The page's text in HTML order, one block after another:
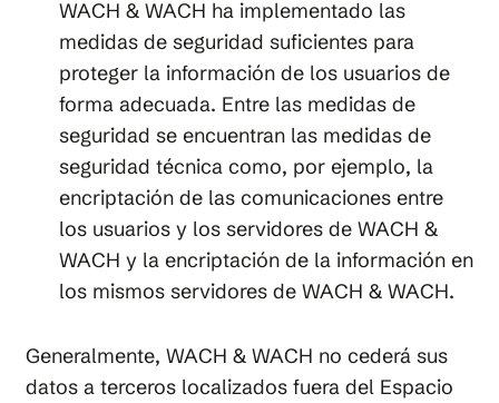
WACH & WACH ha implementado las
medidas de seguridad suficientes para
proteger la información de los usuarios de
forma adecuada. Entre las medidas de
seguridad se encuentran las medidas de
seguridad técnica como, por ejemplo, la
encriptación de las comunicaciones entre
los usuarios y los servidores de WACH &
WACH y la encriptación de la información en
los mismos servidores de WACH & WACH.
Generalmente, WACH & WACH no cederá sus
datos a terceros localizados fuera del Espacio